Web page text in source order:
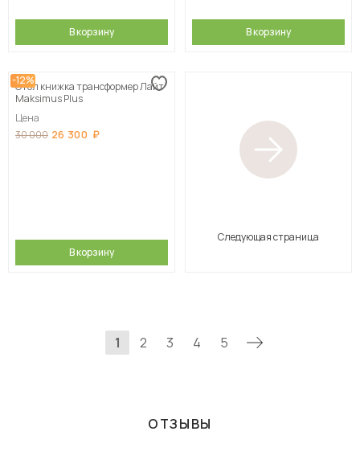
В корзину В корзину
-12%
Стол книжка трансформер Лайт
Maksimus Plus
Цена
30 000 26 300
В корзину
Следующая страница
1 2 3 4 5
ОТЗЫВЫ